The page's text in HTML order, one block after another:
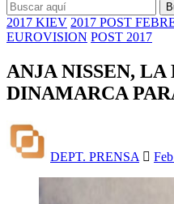
2017 KIEV 2017 POST
EUROVISION POST 2017
ANJA NISSEN,
DINAMARCA
DEPT. PRENSA